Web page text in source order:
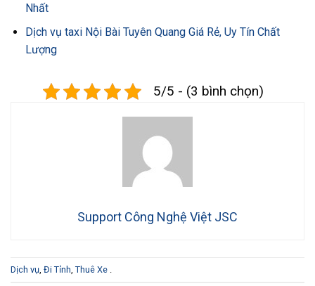
Nhất
Dịch vụ taxi Nội Bài Tuyên Quang Giá Rẻ, Uy Tín Chất
Lượng
5/5 - (3 bình chọn)
Support Công Nghệ Việt JSC
Dịch vụ Đi Tỉnh Thuê Xe